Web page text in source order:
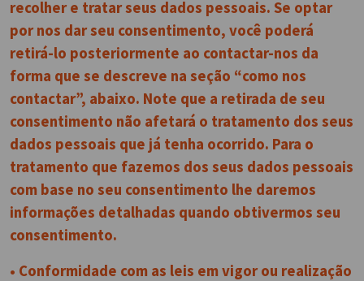
recolher e tratar seus dados pessoais. Se optar
por nos dar seu consentimento, você poderá
retirá-lo posteriormente ao contactar-nos da
forma que se descreve na seção “como nos
contactar”, abaixo. Note que a retirada de seu
consentimento não afetará o tratamento dos seus
dados pessoais que já tenha ocorrido. Para o
tratamento que fazemos dos seus dados pessoais
com base no seu consentimento lhe daremos
informações detalhadas quando obtivermos seu
consentimento.
• Conformidade com as leis em vigor ou realização